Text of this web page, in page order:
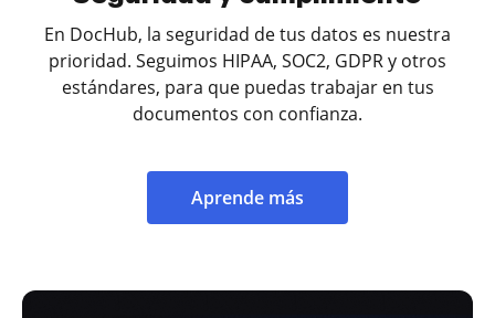
En DocHub, la seguridad de tus datos es nuestra
prioridad. Seguimos HIPAA, SOC2, GDPR y otros
estándares, para que puedas trabajar en tus
documentos con confianza.
Aprende más